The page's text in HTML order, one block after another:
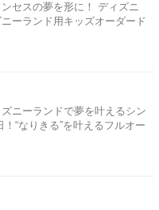
セスの夢を形に！ ディズニ
ーランド用キッズオーダード
ニーランドで夢を叶えるシン
“なりきる”を叶えるフルオー